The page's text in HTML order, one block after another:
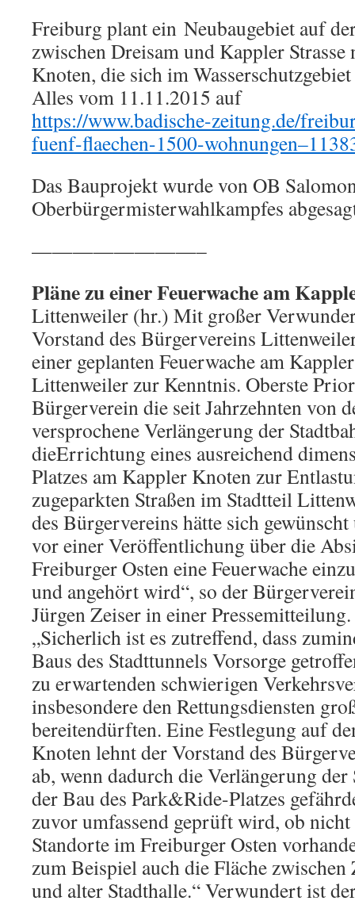
Freiburg plant ein Neubaugebiet auf
zwischen Dreisam und Kappler
Knoten, die sich im
Alles vom 11.11.2015 auf
https://www.badische-zeitung.de/
fuenf-flaechen-1500-
Das Bauprojekt wurde von OB
Oberbürgermisterwahlkampfes
————————–
Pläne zu einer Feuerwache am
Littenweiler (hr.) Mit großer
Vorstand des Bürgervereins
einer geplanten Feuerwache am
Littenweiler zur Kenntnis. Oberste
Bürgerverein die seit Jahrzehnten von
versprochene Verlängerung der
dieErrichtung eines ausreichend
Platzes am Kappler Knoten zur
zugeparkten Straßen im Stadtteil
des Bürgervereins hätte sich
vor einer Veröffentlichung über die
Freiburger Osten eine Feuerwache
und angehört wird“, so der
Jürgen Zeiser in einer Pressemitteilung.
„Sicherlich ist es zutreffend, dass
Baus des Stadttunnels Vorsorge
zu erwartenden schwierigen
insbesondere den Rettungsdiensten
bereitendürften. Eine Festlegung auf
Knoten lehnt der Vorstand des
ab, wenn dadurch die Verlängerung
der Bau des Park&Ride-Platzes
zuvor umfassend geprüft wird, ob
Standorte im Freiburger Osten
zum Beispiel auch die Fläche
und alter Stadthalle.“ Verwundert ist